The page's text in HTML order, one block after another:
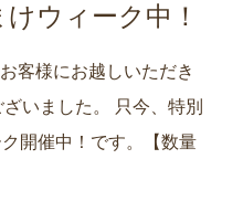
ウィーク中！
客様にお越しいただき
いました。 只今、特別
開催中！です。【数量